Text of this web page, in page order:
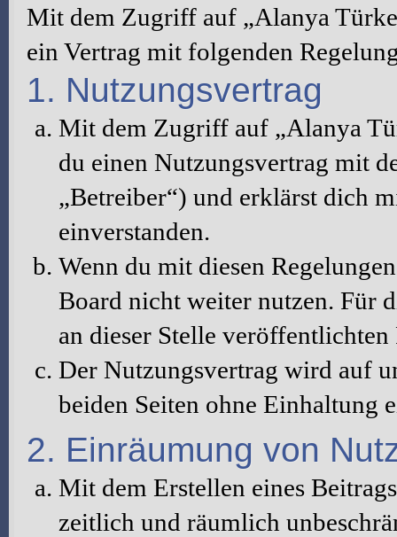
Mit dem Zugriff auf „Alanya
ein Vertrag mit folgenden
1. Nutzungsvertrag
Mit dem Zugriff auf „Alanya
du einen Nutzungsvertrag mit
„Betreiber“) und erklärst dich
einverstanden.
Wenn du mit diesen
Board nicht weiter nutzen. Für
an dieser Stelle veröffentlichten
Der Nutzungsvertrag wird auf
beiden Seiten ohne Einhaltung
2. Einräumung von
Mit dem Erstellen eines
zeitlich und räumlich